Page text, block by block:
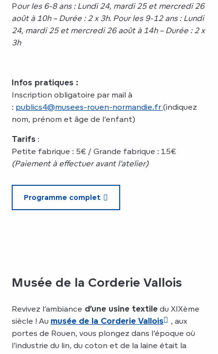
Pour les 6-8 ans : Lundi 24, mardi 25 et mercredi 26
août à 10h – Durée : 2 x 3h. Pour les 9-12 ans : Lundi
24, mardi 25 et mercredi 26 août à 14h – Durée : 2 x
3h
Infos pratiques :
Inscription obligatoire par mail à
: publics4@musees-rouen-normandie.fr (indiquez
nom, prénom et âge de l’enfant)
Tarifs :
Petite fabrique : 5€ / Grande fabrique : 15€
(Paiement à effectuer avant l’atelier)
Programme complet
Musée de la Corderie Vallois
Revivez l’ambiance d’une usine textile du XIXème
siècle ! Au musée de la Corderie Vallois
, aux
portes de Rouen, vous plongez dans l’époque où
l’industrie du lin, du coton et de la laine était la